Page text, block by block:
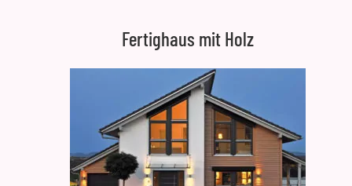
Fertighaus mit Holz